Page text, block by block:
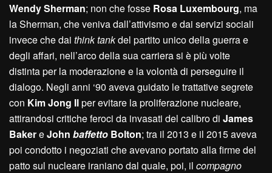
Wendy Sherman; non che fosse Rosa Luxembourg, ma
la Sherman, che veniva dall’attivismo e dai servizi sociali
invece che dai think tankdel partito unico della guerra e
degli affari, nell’arco della sua carriera si è più volte
distinta per la moderazione e la volontà di perseguire il
dialogo. Negli anni ‘90 aveva guidato le trattative segrete
con Kim Jong Ilper evitare la proliferazione nucleare,
attirandosi critiche feroci da invasati del calibro di James
BakereJohn baffetto Bolton; tra il 2013 e il 2015 aveva
poi condotto i negoziati che avevano portato alla firme del
patto sul nucleare iraniano dal quale, poi, il compagno